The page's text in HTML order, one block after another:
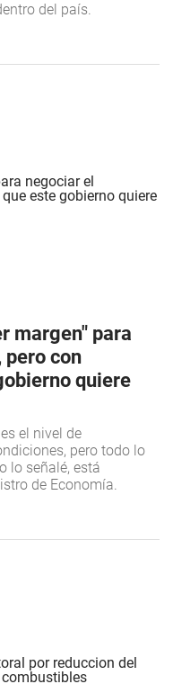
del país.
margen" para
pero con
quiere
el nivel de
pero todo lo
lo señalé, está
de Economía.